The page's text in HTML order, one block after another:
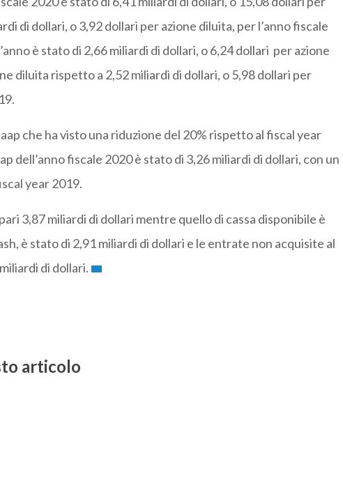
di dollari, o 3,92 dollari per azione diluita, per l’anno fiscale
è stato di 2,66 miliardi di dollari, o 6,24 dollari per azione
diluita rispetto a 2,52 miliardi di dollari, o 5,98 dollari per
che ha visto una riduzione del 20% rispetto al fiscal year
dell’anno fiscale 2020 è stato di 3,26 miliardi di dollari, con un
year 2019.
3,87 miliardi di dollari mentre quello di cassa disponibile è
è stato di 2,91 miliardi di dollari e le entrate non acquisite al
di dollari.
articolo